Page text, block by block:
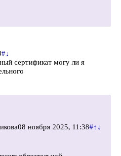
#↓
сертификат могу ли я
08 ноября 2025, 11:38#↑ ↓